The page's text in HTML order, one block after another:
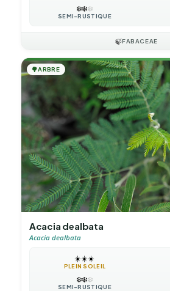
❄️❄️❄️
SEMI-RUSTIQUE
🍃FABACEAE
🌳ARBRE
Acacia dealbata
Acacia dealbata
☀️☀️☀️
PLEIN SOLEIL
❄️❄️❄️
SEMI-RUSTIQUE